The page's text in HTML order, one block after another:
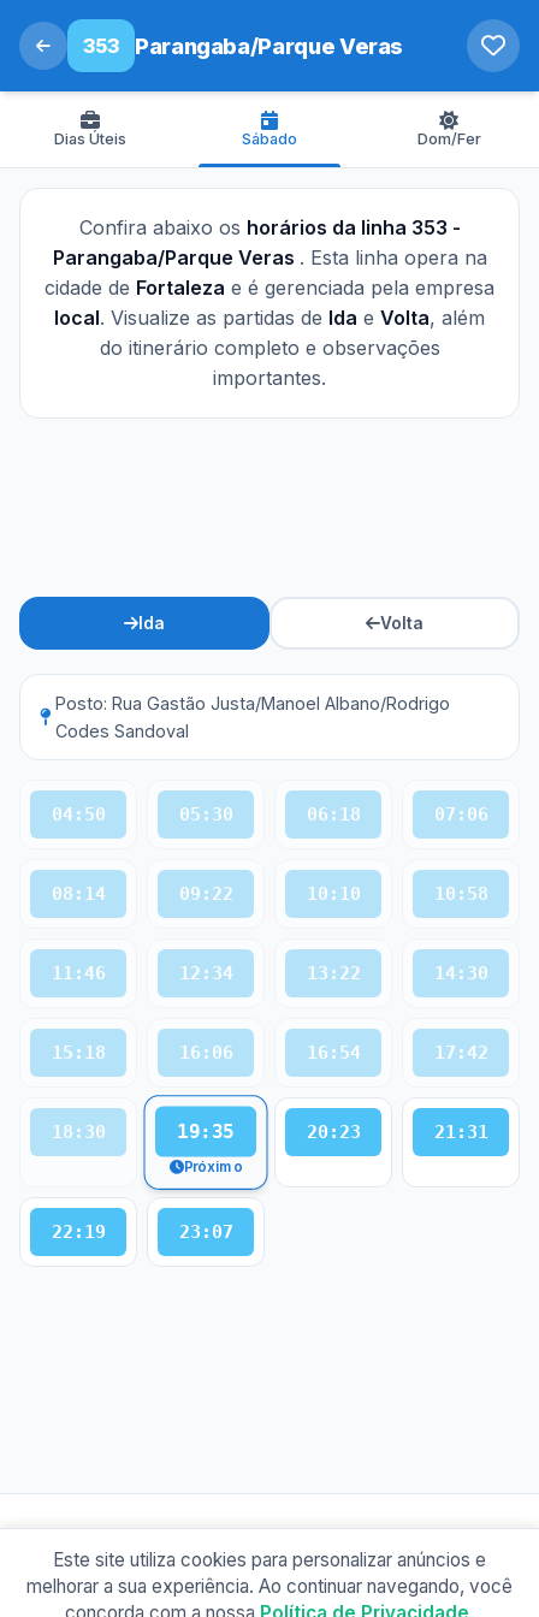
353 Parangaba/Parque Veras
Dias Úteis Sábado Dom/Fer
Confira abaixo os horários da linha 353 -
Parangaba/Parque Veras . Esta linha opera na
cidade de Fortaleza e é gerenciada pela empresa
local. Visualize as partidas de Ida e Volta, além
do itinerário completo e observações
importantes.
Ida Volta
Posto: Rua Gastão Justa/Manoel Albano/Rodrigo
Codes Sandoval
04:50 05:30 06:18 07:06
08:14 09:22 10:10 10:58
11:46 12:34 13:22 14:30
15:18 16:06 16:54 17:42
18:30 19:35
Próximo
20:23 21:31
22:19 23:07
© 2026 Busão BR
Sobre Contato Política de Privacidade
Este site utiliza cookies para personalizar anúncios e
melhorar a sua experiência. Ao continuar navegando, você